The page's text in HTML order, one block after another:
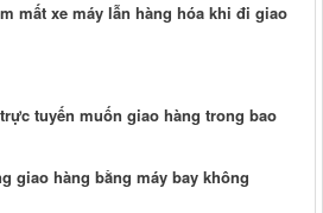
mất xe máy lẫn hàng hóa khi đi giao
tuyến muốn giao hàng trong bao
giao hàng bằng máy bay không